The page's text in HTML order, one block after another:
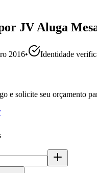
JV Aluga
2016• Identidade
e solicite seu orçamento